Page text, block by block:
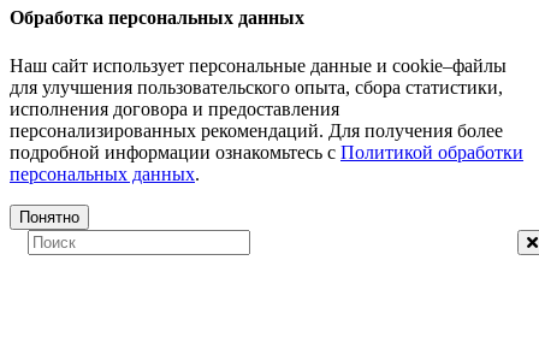
Обработка персональных данных
Наш сайт использует персональные данные и cookie–файлы
для улучшения пользовательского опыта, сбора статистики,
исполнения договора и предоставления
персонализированных рекомендаций. Для получения более
подробной информации ознакомьтесь с Политикой обработки
персональных данных.
Понятно